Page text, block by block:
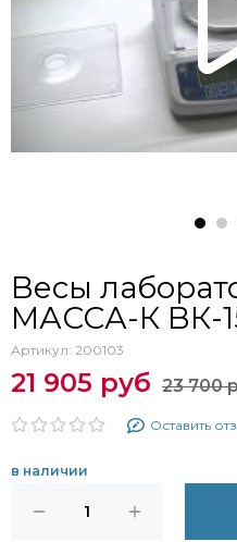
Весы
МАССА-К ВК-
Артикул: 200103
21 905 руб 23 700
Оставить
в наличии